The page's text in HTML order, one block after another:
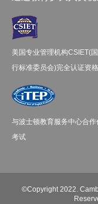
美国专业管理机构CSIET(
行标准委员会)完全认证资格
与波士顿教育服务中心合
考试
©Copyright 2022.